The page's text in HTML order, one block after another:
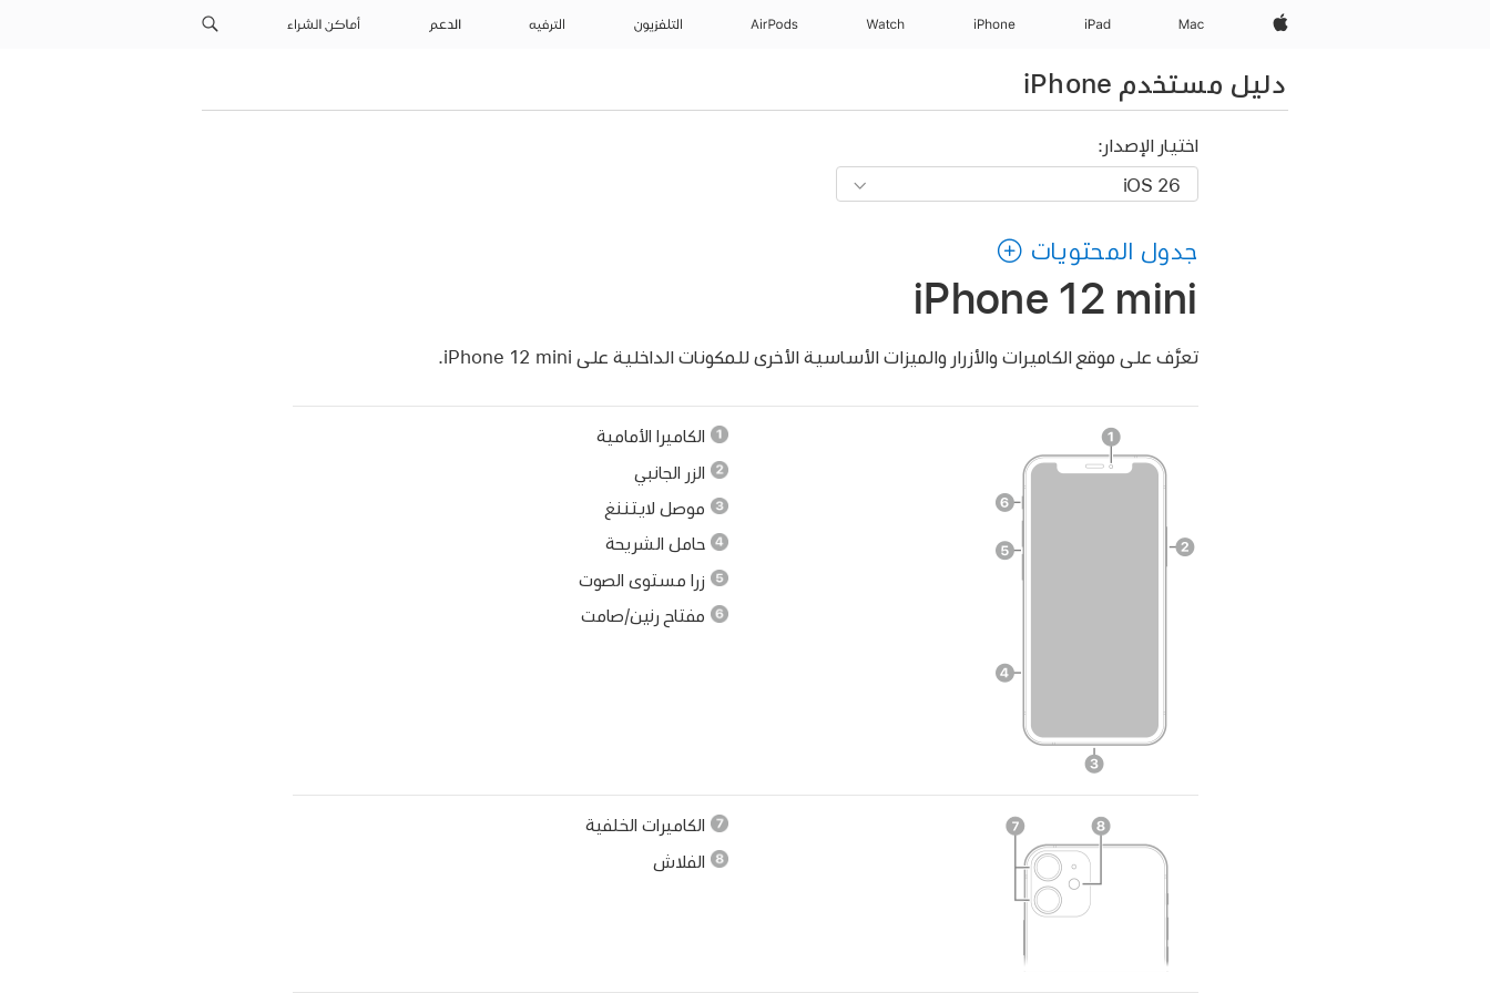
Apple‏
Mac
iPad‏
iPhone
Watch
AirPods التلفزيون الترفيه الدعم أماكن الشراء
دليل مستخدم iPhone
اختيار الإصدار:
جدول المحتويات
iPhone 12 mini
تعرَّف على موقع الكاميرات والأزرار والميزات الأساسية الأخرى للمكونات الداخلية على iPhone 12 mini.
الكاميرا الأمامية
الزر الجانبي
موصل لايتننغ
حامل الشريحة
زرا مستوى الصوت
مفتاح رنين/صامت
الكاميرات الخلفية
الفلاش